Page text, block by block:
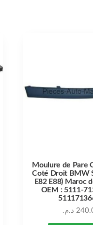
Moulure de Pare
Coté Droit BMW
E82 E88) Maroc
OEM : 5111-
د.م.